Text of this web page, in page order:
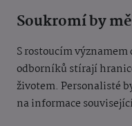
Soukromí by
S rostoucím
odborníků stírají
životem. Personalisté
na informace